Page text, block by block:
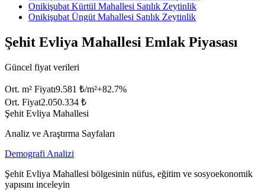
Onikişubat Kürtül Mahallesi Satılık Zeytinlik
Onikişubat Üngüt Mahallesi Satılık Zeytinlik
Şehit Evliya Mahallesi Emlak Piyasası
Güncel fiyat verileri
Ort. m² Fiyatı9.581 ₺/m²+82.7%
Ort. Fiyat2.050.334 ₺
Şehit Evliya Mahallesi
Analiz ve Araştırma Sayfaları
Demografi Analizi
Şehit Evliya Mahallesi bölgesinin nüfus, eğitim ve sosyoekonomik
yapısını inceleyin